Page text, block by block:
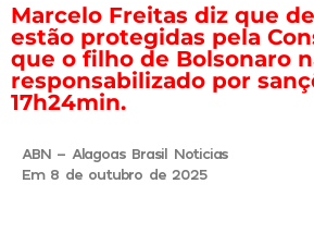
Marcelo Freitas diz que
estão protegidas pela
que o filho de Bolsonaro
responsabilizado por
17h24min.
ABN - Alagoas Brasil Noticias
Em 8 de outubro de 2025